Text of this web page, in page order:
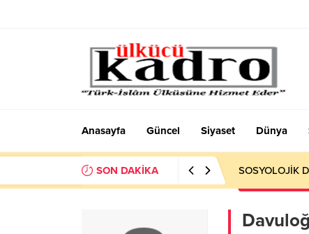
Anasayfa Güncel Siyaset Dünya
SON DAKİKA Okumayı Pek